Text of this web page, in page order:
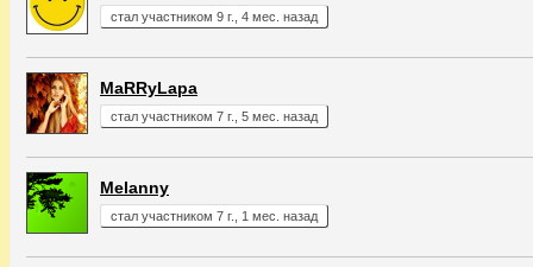
стал участником 9 г., 4 мес. назад
MaRRyLapa
стал участником 7 г., 5 мес. назад
Melanny
стал участником 7 г., 1 мес. назад